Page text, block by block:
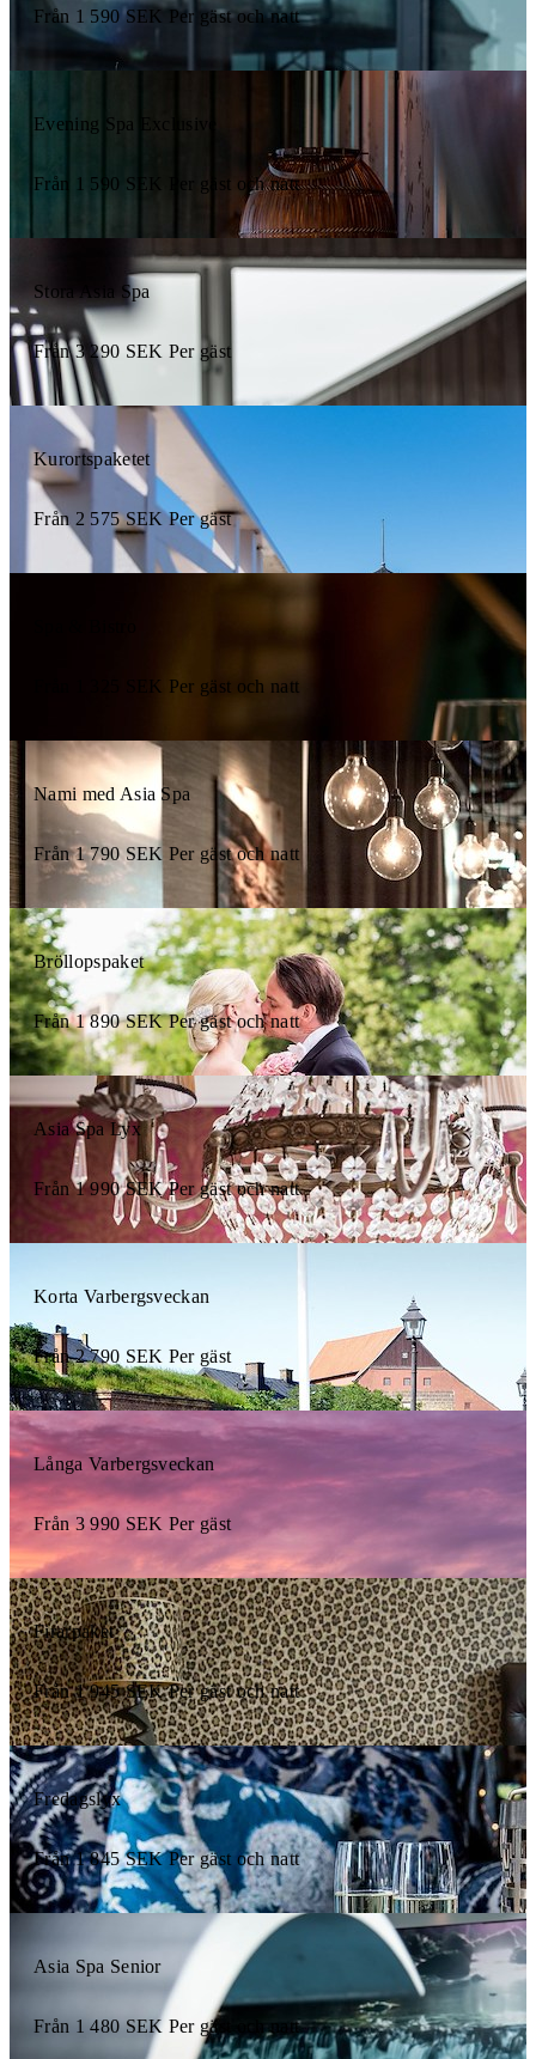
Från 1 590 SEK Per gäst och natt
Evening Spa Exclusive
Från 1 590 SEK Per gäst och natt
Stora Asia Spa
Från 3 290 SEK Per gäst
Kurortspaketet
Från 2 575 SEK Per gäst
SEK Per gäst och natt
Nami med Asia Spa
Från 1 790 SEK Per gäst och natt
Bröllopspaket
Från 1 890 SEK Per gäst och natt
Asia Spa Lyx
Från 1 990 SEK Per gäst och natt
Korta Varbergsveckan
Från 2 790 SEK Per gäst
Långa Varbergsveckan
Från 3 990 SEK Per gäst
Firarpaket
Från 1 945 SEK Per gäst och natt
Fredagslyx
Från 1 845 SEK Per gäst och natt
Asia Spa Senior
Från 1 480 SEK Per gäst och natt